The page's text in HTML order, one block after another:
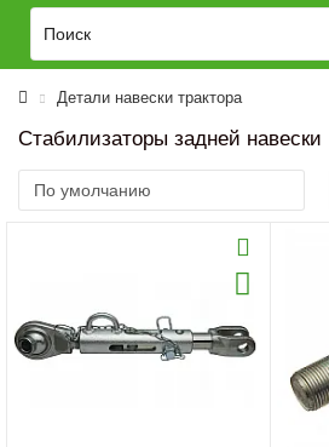
Детали навески трактора
Стабилизаторы задней навески